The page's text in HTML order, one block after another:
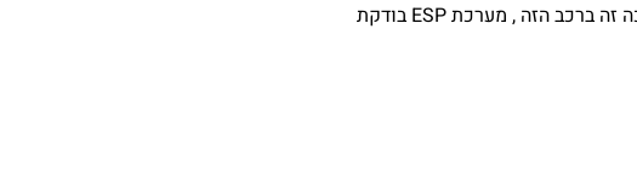
חדשה. לאחר מס' שבועות החלתי לשמוע קול הדומה למכה על פח לאחר ההנעה במהירות של כ 30 קמ"ש. במוסך טענו שככה זה ברכב הזה , מערכת ESP בודקת